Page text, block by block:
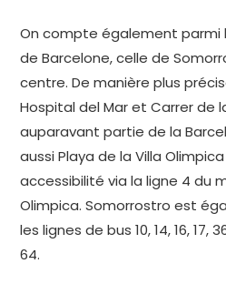
On compte également parmi
de Barcelone, celle de
centre. De manière plus
Hospital del Mar et Carrer de
auparavant partie de la
aussi Playa de la Villa
accessibilité via la ligne 4 du
Olimpica. Somorrostro est
les lignes de bus 10, 14, 16, 17,
64.